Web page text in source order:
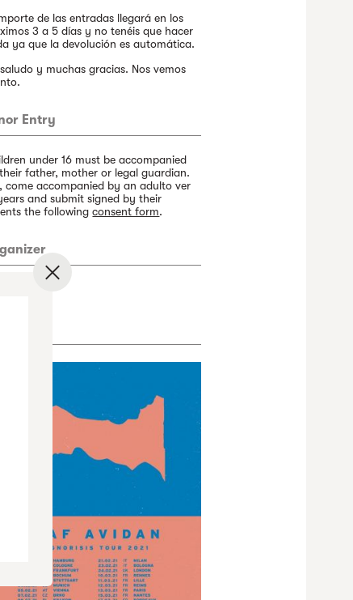
de las entradas llegará en los
3 a 5 días y no tenéis que hacer
ya que la devolución es automática.
y muchas gracias. Nos vemos
Entry
under 16 must be accompanied
father, mother or legal guardian.
come accompanied by an adulto ver
and submit signed by their
the followingconsent form.
✕